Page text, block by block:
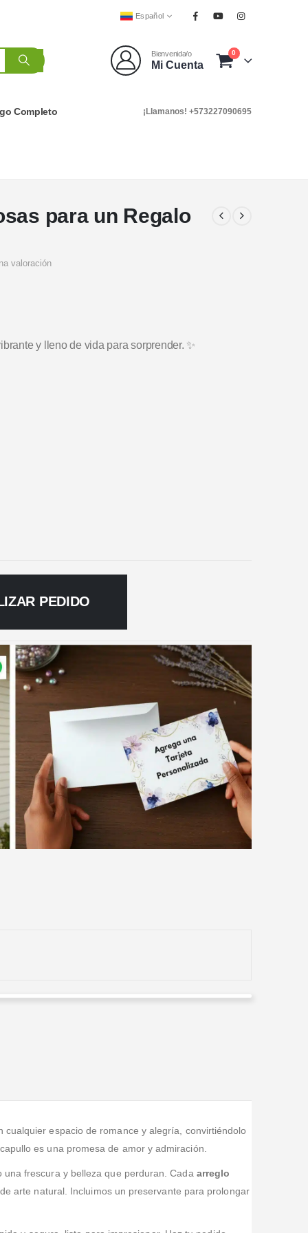
Español
Bienvenida/o
Mi Cuenta
0
Completo ¡Llamanos! +573227090695
para un Regalo
valoración
y lleno de vida para sorprender. ✨
PEDIDO
cualquier espacio de romance y alegría, convirtiéndolo
es una promesa de amor y admiración.
frescura y belleza que perduran. Cada arreglo
arte natural. Incluimos un preservante para prolongar